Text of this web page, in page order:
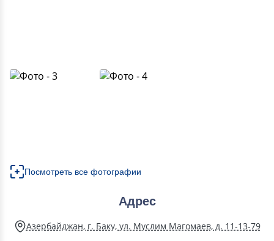
Посмотреть все фотографии
Адрес
Азербайджан, г. Баку, ул. Муслим Магомаев, д. 11-13-79